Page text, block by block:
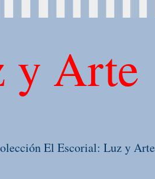
y Arte
El Escorial: Luz y Arte